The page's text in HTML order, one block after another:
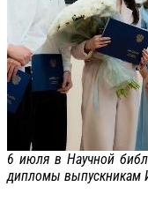
6 июля в Научной
дипломы